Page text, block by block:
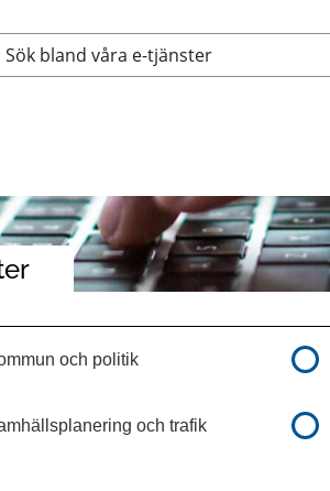
och politik
och trafik